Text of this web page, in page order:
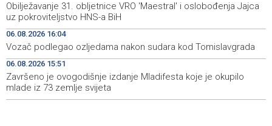
15:48
Toplotni val primorao Rumuniju i Mađarsku na mjere
štednje električne energije
15:33 MUP ŽZH-a nabavio 15 novih vozila
15:27
Vlada FBiH - 530.000 KM za oblast kulture i sporta, te
vjerske institucije
Obilježavanje 31. obljetnice VRO 'Maestral' i oslobođenja Jajca
uz pokroviteljstvo HNS-a BiH
06.08.2026 16:04
Vozač podlegao ozljedama nakon sudara kod Tomislavgrada
06.08.2026 15:51
Završeno je ovogodišnje izdanje Mladifesta koje je okupilo
mlade iz 73 zemlje svijeta